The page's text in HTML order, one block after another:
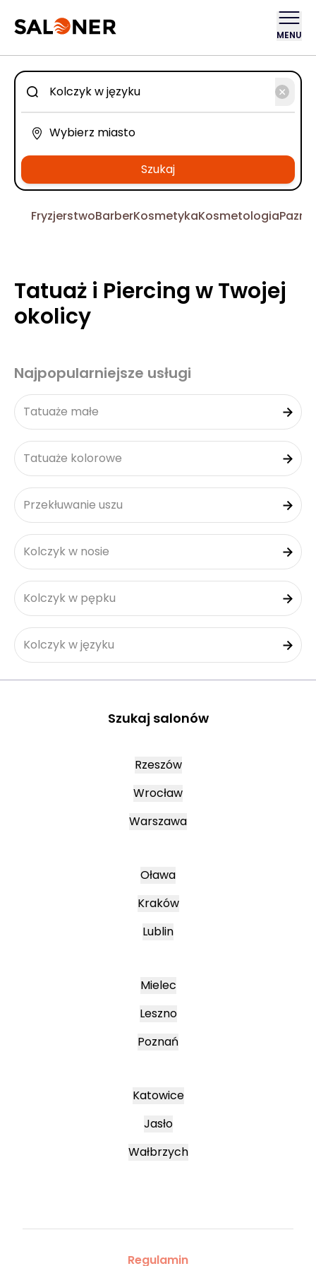
MENU
Szukaj
FryzjerstwoBarberKosmetykaKosmetologia
Tatuaż i Piercing w Twojej
okolicy
Najpopularniejsze usługi
Tatuaże małe
Tatuaże kolorowe
Przekłuwanie uszu
Kolczyk w nosie
Kolczyk w pępku
Kolczyk w języku
Szukaj salonów
Rzeszów
Wrocław
Warszawa
Oława
Kraków
Lublin
Mielec
Leszno
Poznań
Katowice
Jasło
Wałbrzych
Regulamin